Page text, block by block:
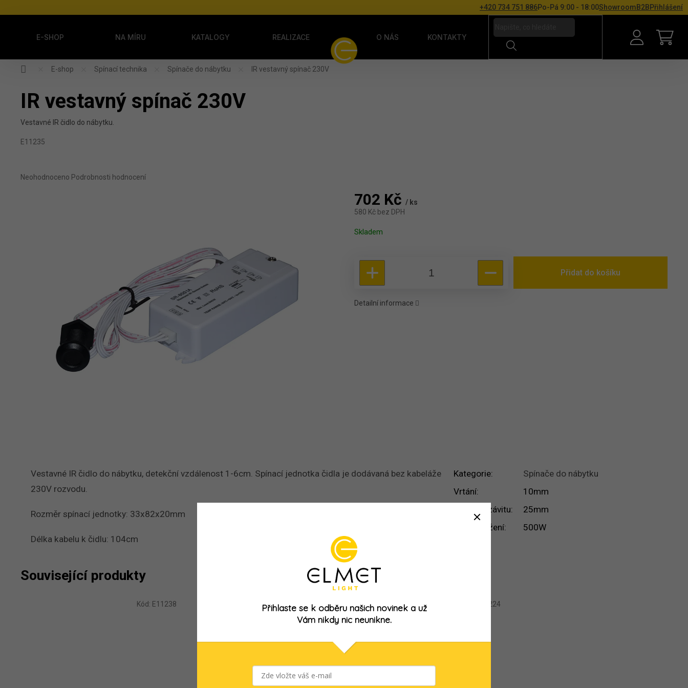
+420 734 751 886Po-Pá 9:00 - 18:00ShowroomB2BPřihlášení
E-SHOP NA MÍRU KATALOGY REALIZACE O NÁS KONTAKTY
E-shop Spínací technika Spínače do nábytku IR vestavný spínač 230V
IR vestavný spínač 230V
Vestavné IR čidlo do nábytku.
E11235
Průměrné hodnocení produktu je 0,0 z 5 hvězdiček.
Neohodnoceno Podrobnosti hodnocení
702 Kč / ks
580 Kč bez DPH
Skladem
Přidat do košíku
Detailní informace
Vestavné IR čidlo do nábytku, detekční vzdálenost 1-6cm. Spínací jednotka čidla je dodávaná bez kabeláže
230V rozvodu.
Rozměr spínací jednotky: 33x82x20mm
Délka kabelu k čidlu: 104cm
Kategorie:
Spínače do nábytku
Vrtání: 10mm
délka závitu:
25mm
Max. zatížení: 500W
Související produkty
Kód: E11238 E15222-1 E11224
Přihlaste se k odběru našich novinek a už
Vám nikdy nic neunikne.